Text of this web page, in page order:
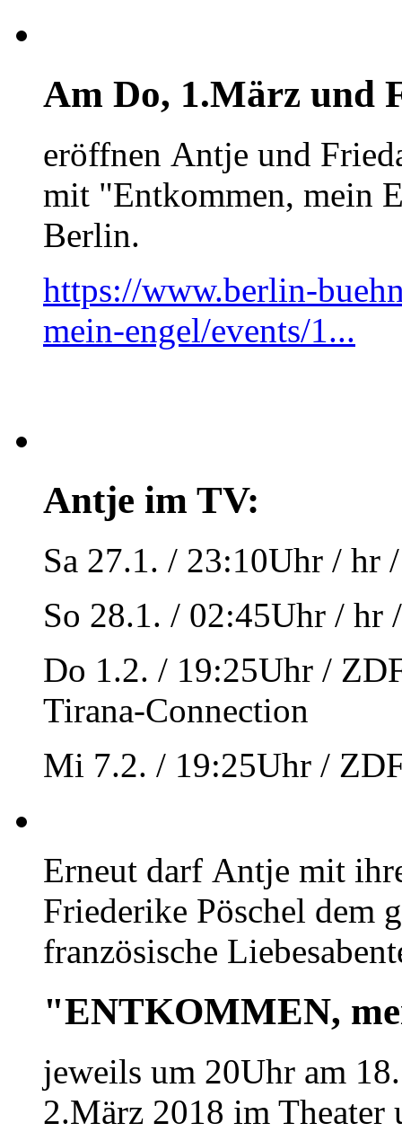
Am Do, 1.März und
eröffnen Antje und
mit "Entkommen, mein
Berlin.
https://www.berlin-
mein-engel/events/1...
Antje im TV:
Sa 27.1. / 23:10Uhr / hr
So 28.1. / 02:45Uhr / hr
Do 1.2. / 19:25Uhr /
Tirana-Connection
Mi 7.2. / 19:25Uhr /
Erneut darf Antje mit
Friederike Pöschel dem
französische
"ENTKOMMEN,
jeweils um 20Uhr am
2.März 2018 im Theater